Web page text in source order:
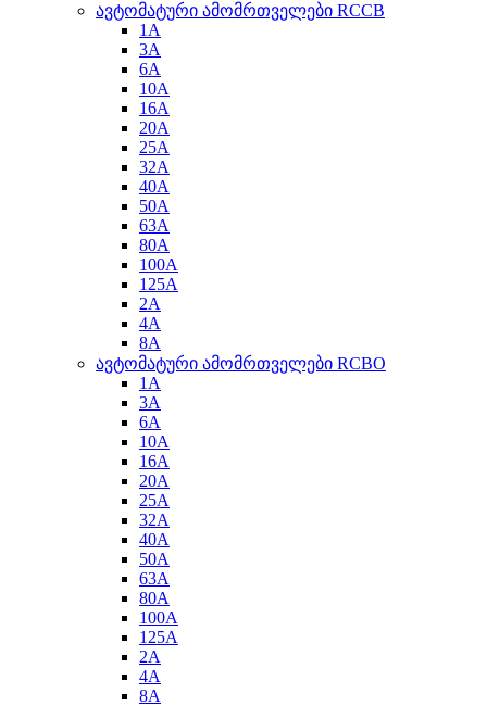
ავტომატური ამომრთველები RCCB
1A
3A
6A
10A
16A
20A
25A
32A
40A
50A
63A
80A
100A
125A
2A
4A
8A
ავტომატური ამომრთველები RCBO
1A
3A
6A
10A
16A
20A
25A
32A
40A
50A
63A
80A
100A
125A
2A
4A
8A